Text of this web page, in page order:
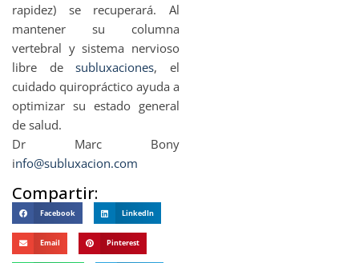
rapidez) se recuperará. Al
mantener su columna
vertebral y sistema nervioso
libre desubluxaciones, el
cuidado quiropráctico ayuda a
optimizar su estado general
de salud.
Dr Marc Bony
info@subluxacion.com
Compartir:
Facebook LinkedIn
Email Pinterest